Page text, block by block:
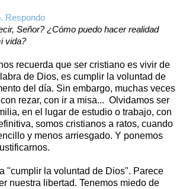
Respondo
Señor? ¿Cómo puedo hacer realidad
vida?
recuerda que ser cristiano es vivir de
de Dios, es cumplir la voluntad de
del día. Sin embargo, muchas veces
rezar, con ir a misa... Olvidamos ser
en el lugar de estudio o trabajo, con
somos cristianos a ratos, cuando
y menos arriesgado. Y ponemos
"cumplir la voluntad de Dios". Parece
nuestra libertad. Tenemos miedo de